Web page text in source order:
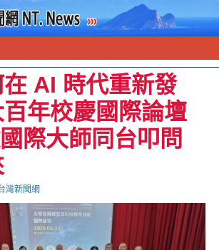
AI 時代重新發
年校慶國際論壇
際大師同台叩問
灣新聞網